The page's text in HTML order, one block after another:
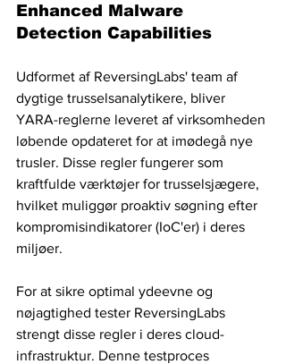
Enhanced Malware
Detection Capabilities
Udformet af ReversingLabs' team af
dygtige trusselsanalytikere, bliver
YARA-reglerne leveret af virksomheden
løbende opdateret for at imødegå nye
trusler. Disse regler fungerer som
kraftfulde værktøjer for trusselsjægere,
hvilket muliggør proaktiv søgning efter
kompromisindikatorer (IoC'er) i deres
miljøer.
For at sikre optimal ydeevne og
nøjagtighed tester ReversingLabs
strengt disse regler i deres cloud-
infrastruktur. Denne testproces